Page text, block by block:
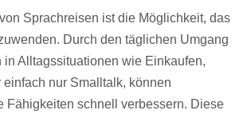
Sprachreisen ist die Möglichkeit, das
Durch den täglichen Umgang
in Alltagssituationen wie Einkaufen,
einfach nur Smalltalk, können
Fähigkeiten schnell verbessern. Diese